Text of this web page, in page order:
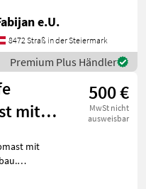
4
1000 kg
mm Hubhö
e.U.
8472 Straß in der Steiermark
Premium Plus Händler
mit
500 €
MwSt nicht
ausweisbar
mit